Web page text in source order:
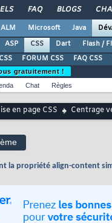
FAQ BLOGS
ALM Microsoft Java
ASP CSS Dart Flash /
FORUM CSS FAQ CSS
gratuitement !
Chat Règles
en page CSS Centrage
la propriété align-content